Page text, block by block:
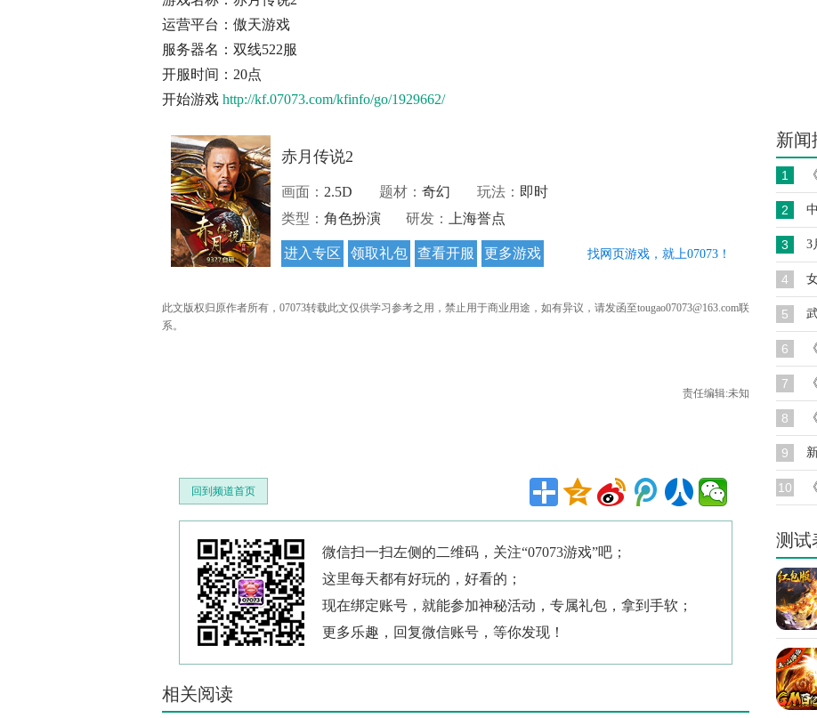
运营平台：傲天游戏
服务器名：双线522服
开服时间：20点
开始游戏 http://kf.07073.com/kfinfo/go/1929662/
赤月传说2
画面： 2.5D 题材： 奇幻 玩法： 即时
类型： 角色扮演 研发： 上海誉点
进入专区 领取礼包 查看开服 更多游戏 找网页游戏，就上07073！
此文版权归原作者所有，07073转载此文仅供学习参考之用，禁止用于商业用途，如有异议，请发函至tougao07073@163.com联
系。
责任编辑:未知
回到频道首页
微信扫一扫左侧的二维码，关注“07073游戏”吧；
这里每天都有好玩的，好看的；
现在绑定账号，就能参加神秘活动，专属礼包，拿到手软；
更多乐趣，回复微信账号，等你发现！
相关阅读
新闻
1
2
3 3
4
5
6
7
8
9
10
测试